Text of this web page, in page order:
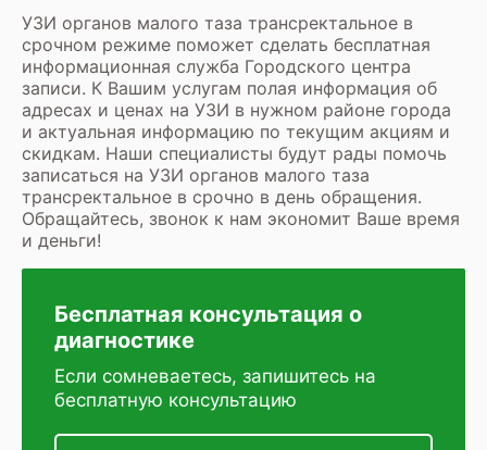
УЗИ органов малого таза трансректальное в
срочном режиме поможет сделать бесплатная
информационная служба Городского центра
записи. К Вашим услугам полая информация об
адресах и ценах на УЗИ в нужном районе города
и актуальная информацию по текущим акциям и
скидкам. Наши специалисты будут рады помочь
записаться на УЗИ органов малого таза
трансректальное в срочно в день обращения.
Обращайтесь, звонок к нам экономит Ваше время
и деньги!
Бесплатная консультация о
диагностике
Если сомневаетесь, запишитесь на
бесплатную консультацию